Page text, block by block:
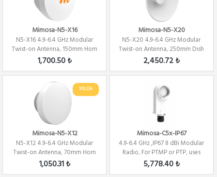
Mimosa-N5-X16
N5-X16 4.9-6.4 GHz Modular
Twist-on Antenna, 150mm Horn
for C5x on...
1,700.50 ₺
Mimosa-N5-X20
N5-X20 4.9-6.4 GHz Modular
Twist-on Antenna, 250mm Dish
for C5x on...
2,450.72 ₺
YOLDA
Mimosa-N5-X12
N5-X12 4.9-6.4 GHz Modular
Twist-on Antenna, 70mm Horn
for C5x onl...
1,050.31 ₺
Mimosa-C5x-IP67
4.9-6.4 GHz ,IP67 8 dBi Modular
Radio, For PTMP or PTP, uses
N5-X...
5,778.40 ₺